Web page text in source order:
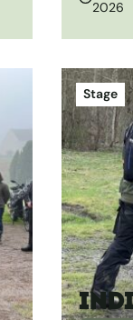
2026
Stage